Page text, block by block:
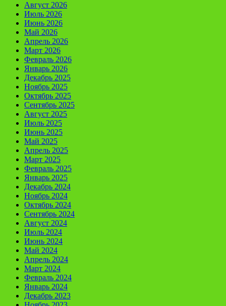
Август 2026
Июль 2026
Июнь 2026
Май 2026
Апрель 2026
Март 2026
Февраль 2026
Январь 2026
Декабрь 2025
Ноябрь 2025
Октябрь 2025
Сентябрь 2025
Август 2025
Июль 2025
Июнь 2025
Май 2025
Апрель 2025
Март 2025
Февраль 2025
Январь 2025
Декабрь 2024
Ноябрь 2024
Октябрь 2024
Сентябрь 2024
Август 2024
Июль 2024
Июнь 2024
Май 2024
Апрель 2024
Март 2024
Февраль 2024
Январь 2024
Декабрь 2023